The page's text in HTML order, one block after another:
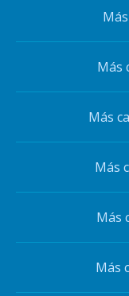
Más
Más
Más
Más
Más